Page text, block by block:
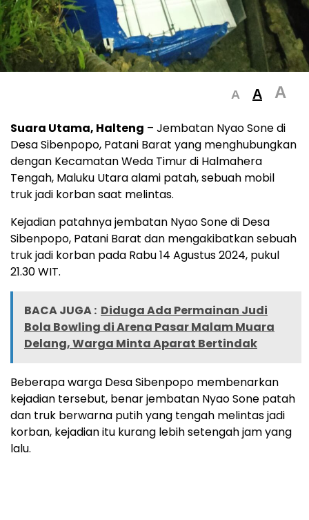
A A A
Suara Utama, Halteng – Jembatan Nyao Sone di
Desa Sibenpopo, Patani Barat yang menghubungkan
dengan Kecamatan Weda Timur di Halmahera
Tengah, Maluku Utara alami patah, sebuah mobil
truk jadi korban saat melintas.
Kejadian patahnya jembatan Nyao Sone di Desa
Sibenpopo, Patani Barat dan mengakibatkan sebuah
truk jadi korban pada Rabu 14 Agustus 2024, pukul
21.30 WIT.
BACA JUGA : Diduga Ada Permainan Judi
Bola Bowling di Arena Pasar Malam Muara
Delang, Warga Minta Aparat Bertindak
Beberapa warga Desa Sibenpopo membenarkan
kejadian tersebut, benar jembatan Nyao Sone patah
dan truk berwarna putih yang tengah melintas jadi
korban, kejadian itu kurang lebih setengah jam yang
lalu.